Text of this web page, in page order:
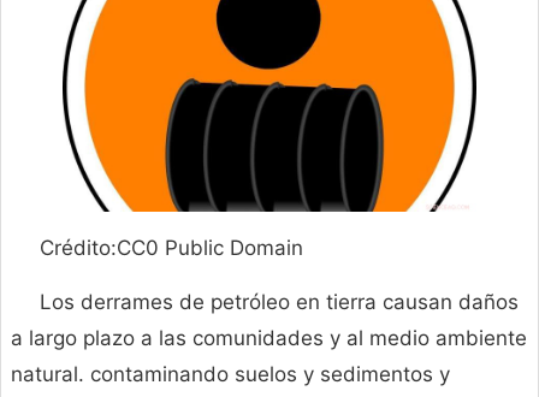
Crédito:CC0 Public Domain
Los derrames de petróleo en tierra causan daños
a largo plazo a las comunidades y al medio ambiente
natural. contaminando suelos y sedimentos y